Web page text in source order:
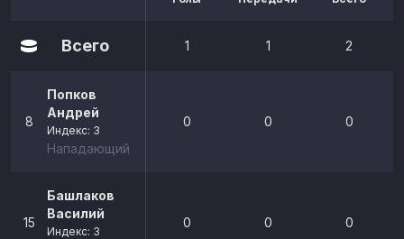
Всего 1 1 2
8
Попков
Андрей
Индекс: 3
Нападающий
0 0 0
15
Башлаков
Василий
Индекс: 3
0 0 0